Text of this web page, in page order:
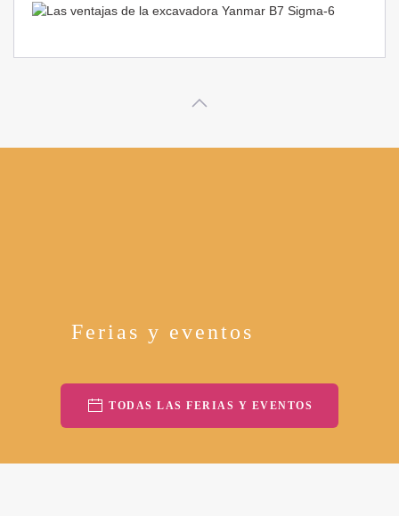
Ferias y eventos
TODAS LAS FERIAS Y EVENTOS